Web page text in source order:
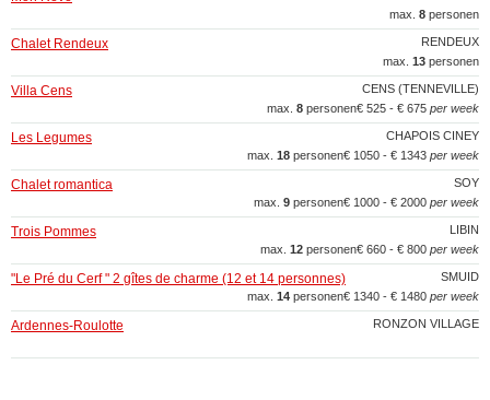
max. 8 personen
RENDEUX
Chalet Rendeux
max. 13 personen
CENS (TENNEVILLE)
Villa Cens
€ 525 - € 675 per week
max. 8 personen
CHAPOIS CINEY
Les Legumes
€ 1050 - € 1343 per week
max. 18 personen
SOY
Chalet romantica
€ 1000 - € 2000 per week
max. 9 personen
LIBIN
Trois Pommes
€ 660 - € 800 per week
max. 12 personen
SMUID
"Le Pré du Cerf " 2 gîtes de charme (12 et 14 personnes)
€ 1340 - € 1480 per week
max. 14 personen
RONZON VILLAGE
Ardennes-Roulotte